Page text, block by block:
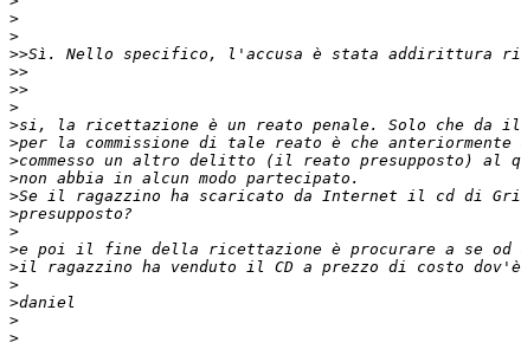
>
>
>>
>>
>>
>
>
>
>
>
>
>
>
>
>
>
>
>
>